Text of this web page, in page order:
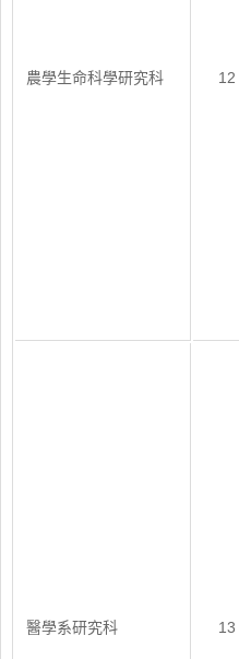
農學生命科學研究科 12
醫學系研究科 13